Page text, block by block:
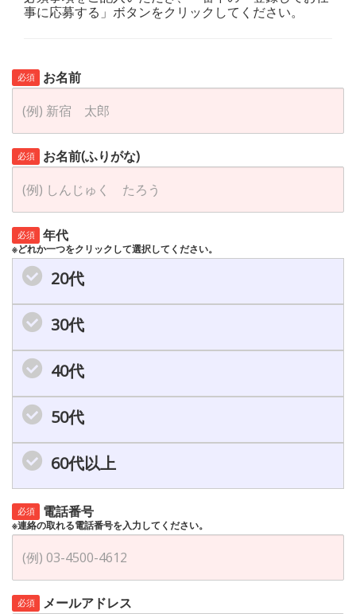
事に応募する」ボタンをクリックしてください。
必須 お名前
必須 お名前(ふりがな)
必須 年代
※どれか一つをクリックして選択してください。
20代
30代
40代
50代
60代以上
必須 電話番号
※連絡の取れる電話番号を入力してください。
必須 メールアドレス